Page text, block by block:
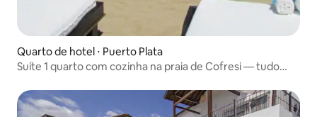
Quarto de hotel ⋅ Puerto Plata
Suíte 1 quarto com cozinha na praia de Cofresi — tudo